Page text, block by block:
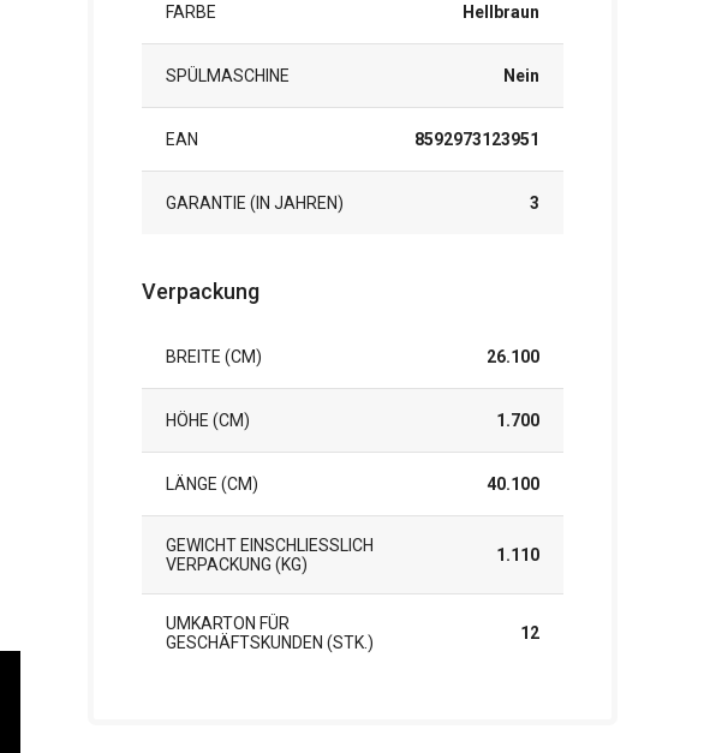
FARBE Hellbraun
SPÜLMASCHINE Nein
EAN 8592973123951
GARANTIE (IN JAHREN) 3
Verpackung
BREITE (CM) 26.100
HÖHE (CM) 1.700
LÄNGE (CM) 40.100
GEWICHT EINSCHLIESSLICH V
ERPACKUNG (KG)
1.110
UMKARTON FÜR
GESCHÄFTSKUNDEN (STK.)
12